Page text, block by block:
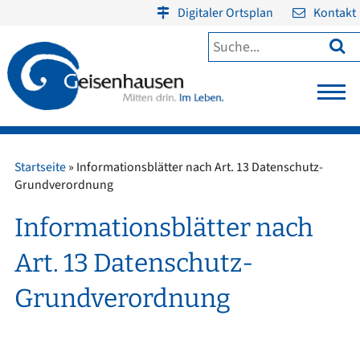
Digitaler Ortsplan Kontakt

Startseite» Informationsblätter nach Art. 13 Datenschutz-
Grundverordnung
Informationsblätter nach
Art. 13 Datenschutz-
Grundverordnung